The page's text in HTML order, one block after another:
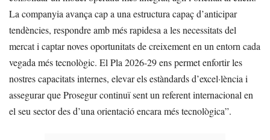
La companyia avança cap a una estructura capaç d’anticipar
tendències, respondre amb més rapidesa a les necessitats del
mercat i captar noves oportunitats de creixement en un entorn cada
vegada més tecnològic. El Pla 2026-29 ens permet enfortir les
nostres capacitats internes, elevar els estàndards d’excel·lència i
assegurar que Prosegur continuï sent un referent internacional en
el seu sector des d’una orientació encara més tecnològica”.